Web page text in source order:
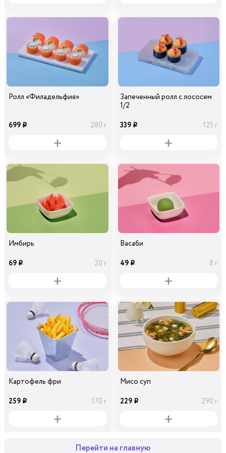
Ролл «Филадельфия»
699 i 280 г
Запеченный ролл с лососем
1/2
339 i 125 г
Имбирь
69 i 20 г
Васаби
49 i 8 г
Картофель фри
259 i 170 г
Мисо суп
229 i 290 г
Перейти на главную